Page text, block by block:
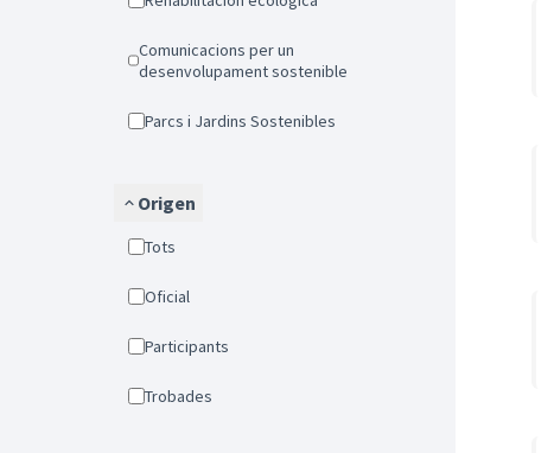
Comunicacions per un
desenvolupament sostenible
Parcs i Jardins Sostenibles
Origen
Tots
Oficial
Participants
Trobades